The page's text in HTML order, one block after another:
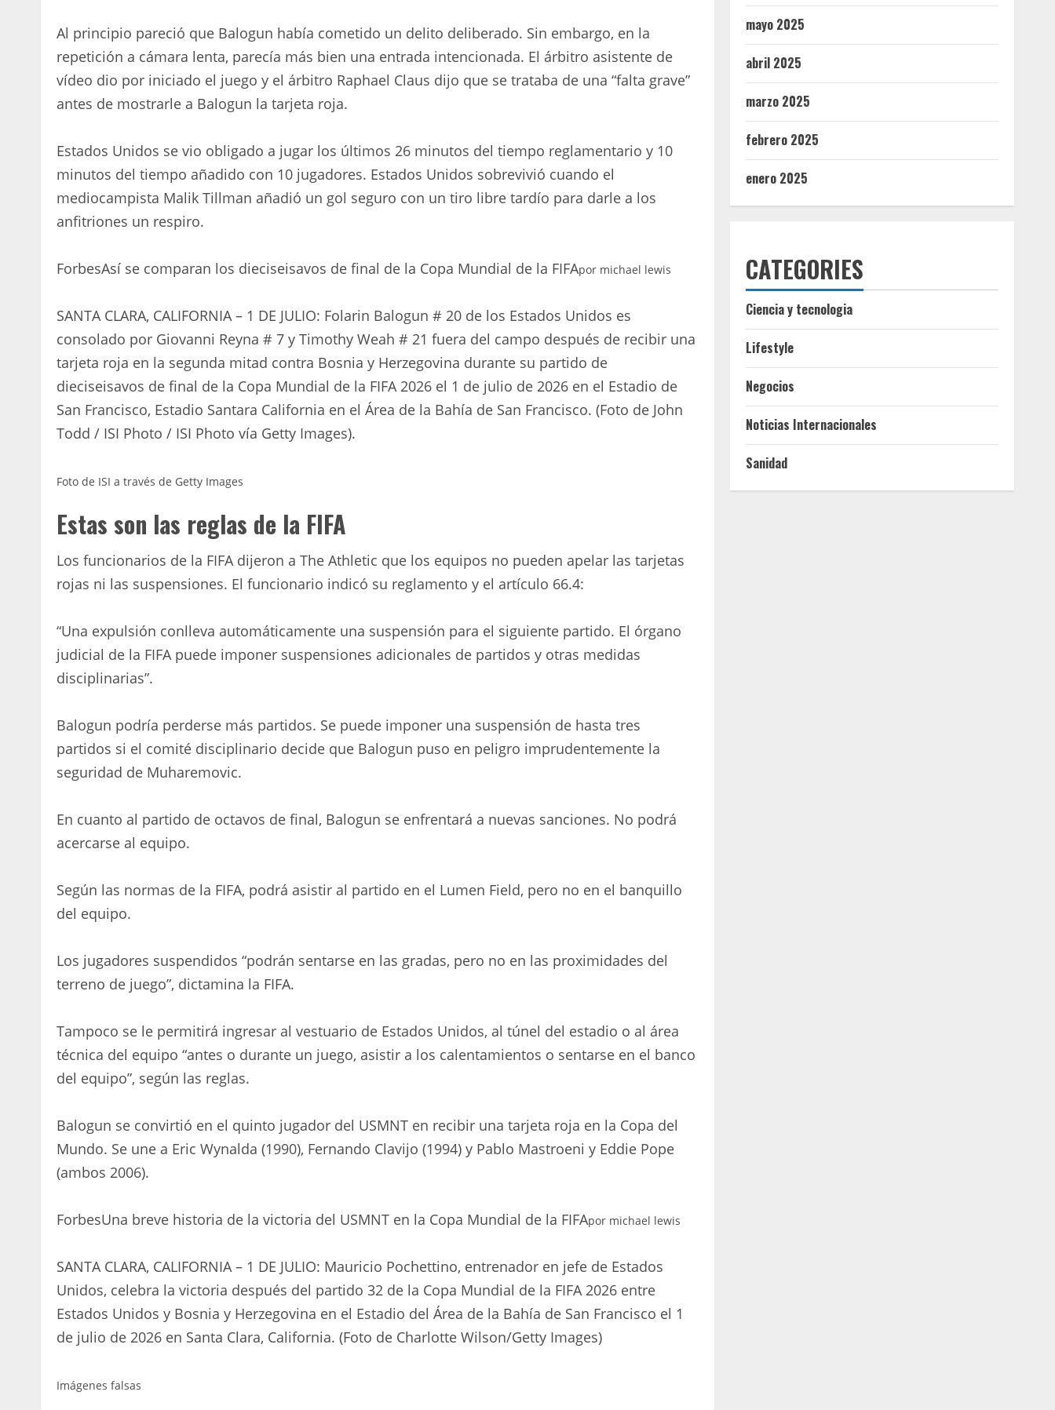
Al principio pareció que Balogun había cometido un delito deliberado. Sin embargo, en la
repetición a cámara lenta, parecía más bien una entrada intencionada. El árbitro asistente de
vídeo dio por iniciado el juego y el árbitro Raphael Claus dijo que se trataba de una “falta grave”
antes de mostrarle a Balogun la tarjeta roja.
Estados Unidos se vio obligado a jugar los últimos 26 minutos del tiempo reglamentario y 10
minutos del tiempo añadido con 10 jugadores. Estados Unidos sobrevivió cuando el
mediocampista Malik Tillman añadió un gol seguro con un tiro libre tardío para darle a los
anfitriones un respiro.
ForbesAsí se comparan los dieciseisavos de final de la Copa Mundial de la FIFApor michael lewis
SANTA CLARA, CALIFORNIA – 1 DE JULIO: Folarin Balogun # 20 de los Estados Unidos es
consolado por Giovanni Reyna # 7 y Timothy Weah # 21 fuera del campo después de recibir una
tarjeta roja en la segunda mitad contra Bosnia y Herzegovina durante su partido de
dieciseisavos de final de la Copa Mundial de la FIFA 2026 el 1 de julio de 2026 en el Estadio de
San Francisco, Estadio Santara California en el Área de la Bahía de San Francisco. (Foto de John
Todd / ISI Photo / ISI Photo vía Getty Images).
Foto de ISI a través de Getty Images
Estas son las reglas de la FIFA
Los funcionarios de la FIFA dijeron a The Athletic que los equipos no pueden apelar las tarjetas
rojas ni las suspensiones. El funcionario indicó su reglamento y el artículo 66.4:
“Una expulsión conlleva automáticamente una suspensión para el siguiente partido. El órgano
judicial de la FIFA puede imponer suspensiones adicionales de partidos y otras medidas
disciplinarias”.
Balogun podría perderse más partidos. Se puede imponer una suspensión de hasta tres
partidos si el comité disciplinario decide que Balogun puso en peligro imprudentemente la
seguridad de Muharemovic.
En cuanto al partido de octavos de final, Balogun se enfrentará a nuevas sanciones. No podrá
acercarse al equipo.
Según las normas de la FIFA, podrá asistir al partido en el Lumen Field, pero no en el banquillo
del equipo.
Los jugadores suspendidos “podrán sentarse en las gradas, pero no en las proximidades del
terreno de juego”, dictamina la FIFA.
Tampoco se le permitirá ingresar al vestuario de Estados Unidos, al túnel del estadio o al área
técnica del equipo “antes o durante un juego, asistir a los calentamientos o sentarse en el banco
del equipo”, según las reglas.
Balogun se convirtió en el quinto jugador del USMNT en recibir una tarjeta roja en la Copa del
Mundo. Se une a Eric Wynalda (1990), Fernando Clavijo (1994) y Pablo Mastroeni y Eddie Pope
(ambos 2006).
ForbesUna breve historia de la victoria del USMNT en la Copa Mundial de la FIFApor michael lewis
SANTA CLARA, CALIFORNIA – 1 DE JULIO: Mauricio Pochettino, entrenador en jefe de Estados
Unidos, celebra la victoria después del partido 32 de la Copa Mundial de la FIFA 2026 entre
Estados Unidos y Bosnia y Herzegovina en el Estadio del Área de la Bahía de San Francisco el 1
de julio de 2026 en Santa Clara, California. (Foto de Charlotte Wilson/Getty Images)
Imágenes falsas
mayo 2025
abril 2025
marzo 2025
febrero 2025
enero 2025
CATEGORIES
Ciencia y tecnologia
Lifestyle
Negocios
Noticias Internacionales
Sanidad